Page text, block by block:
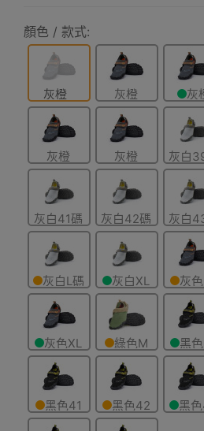
顏色 / 款式:
灰橙
色-41碼
灰橙
色-43碼
灰
色-
灰橙
色-46碼
灰橙
色-47碼
灰白
灰白41碼 灰白42碼 灰白
灰白L碼
41-42
灰白XL
碼 43-44
灰
碼
灰色XL
碼 43-44
綠色M
碼 39-40
黑
碼
黑色41
碼
黑色42
碼
黑